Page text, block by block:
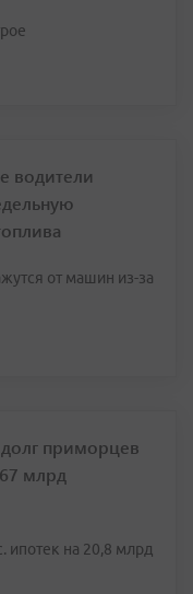
водители
от машин из-за
приморцев
млрд
ипотек на 20,8 млрд